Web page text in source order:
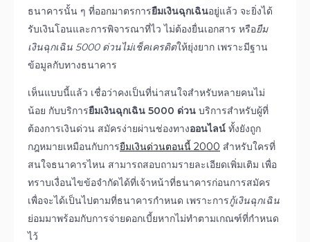
ธนาคารนั้น ๆ ที่ออกมาตรการยืมเงินฉุกเฉินอยู่แล้ว จะยิ่งได้
รับเงินโอนและการพิจารณาที่ไว ไม่ต้องยื่นเอกสาร หรือยืม
เงินฉุกเฉิน 5000 ด่วนไม่เช็คเครดิตให้ยุ่งยาก เพราะมีฐาน
ข้อมูลกับทางธนาคาร
เห็นแบบนี้แล้ว เชื่อว่าคงเป็นที่น่าสนใจสำหรับหลายคนไม่
น้อย กับบริการยืมเงินฉุกเฉิน 5000 ด่วน บริการสำหรับผู้ที่
ต้องการเงินด่วน สมัครง่ายผ่านช่องทางออนไลน์ ทั้งยังถูก
กฎหมายเหมือนกับการยืมเงินด่วนตอนนี้ 2000 สำหรับใครที่
สนใจธนาคารไหน สามารถสอบถามรายละเอียดเพิ่มเติม เพื่อ
ทราบเงื่อนไขข้อจำกัดได้ที่เจ้าหน้าที่ธนาคารก่อนการสมัคร
เพื่อจะได้เป็นไปตามที่ธนาคารกำหนด เพราะการกู้เงินฉุกเฉิน
ย่อมมาพร้อมกับการจ่ายดอกเบี้ยหากไม่ทำตามเกณฑ์ที่กำหนด
ไว้